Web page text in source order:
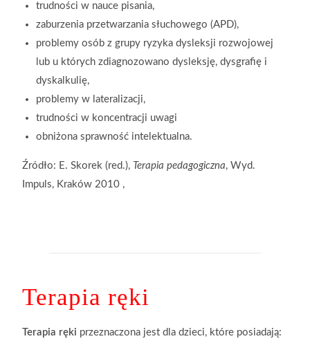
trudności w nauce pisania,
zaburzenia przetwarzania słuchowego (APD),
problemy osób z grupy ryzyka dysleksji rozwojowej
lub u których zdiagnozowanodysleksję, dysgrafię i
dyskalkulię,
problemy w lateralizacji,
trudności w koncentracji uwagi
obniżona sprawność intelektualna.
Źródło: E. Skorek (red.), Terapia pedagogiczna, Wyd.
Impuls, Kraków 2010 ,
Terapia ręki
Terapia ręki przeznaczona jest dla dzieci, które posiadają: